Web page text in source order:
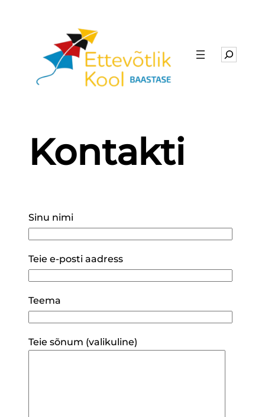
Search
Kontakti
Sinu nimi
Teie e-posti aadress
Teema
Teie sõnum (valikuline)